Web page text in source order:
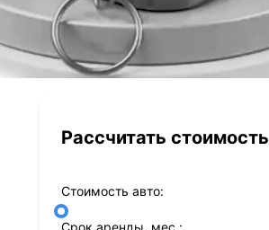
Рассчитать стоимость
Стоимость авто:
Срок аренды, мес.: